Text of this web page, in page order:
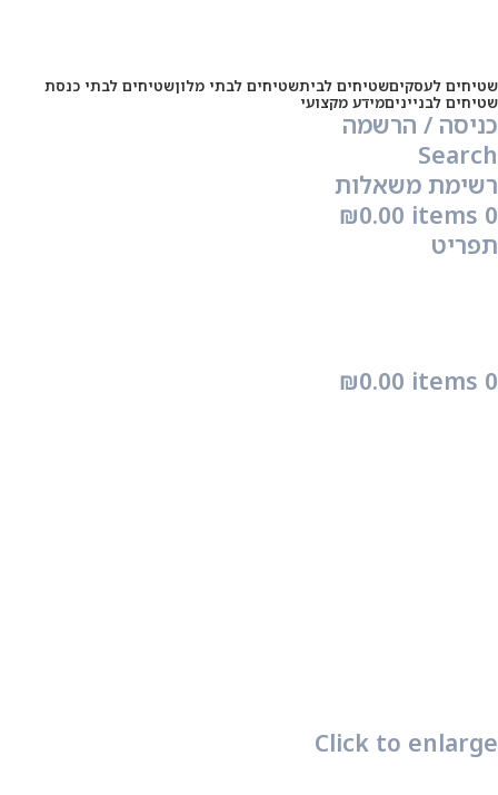
שטיחים לעסקיםשטיחים לביתשטיחים לבתי מלוןשטיחים לבתי כנסת
שטיחים לבנייניםמידע מקצועי
כניסה / הרשמה
Search
רשימת משאלות
0
items
₪0.00
תפריט
0
items
₪0.00
Click to enlarge